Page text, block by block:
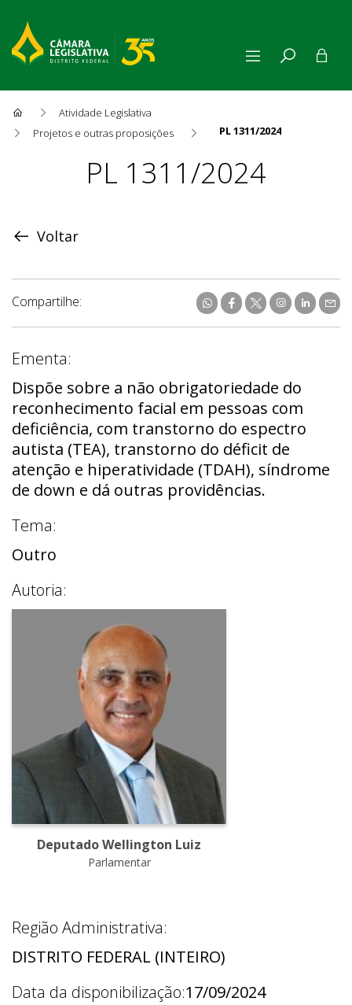
Atividade Legislativa
Projetos e outras proposições
PL 1311/2024
ProposiçãoPL 1311/2024
Voltar
Compartilhe:
Ementa:
Dispõe sobre a não obrigatoriedade do
reconhecimento facial em pessoas com
deficiência, com transtorno do espectro
autista (TEA), transtorno do déficit de
atenção e hiperatividade (TDAH), síndrome
de down e dá outras providências.
Tema:
Outro
Autoria:
Deputado Wellington Luiz
Parlamentar
Região Administrativa:
DISTRITO FEDERAL (INTEIRO)
Data da disponibilização:17/09/2024